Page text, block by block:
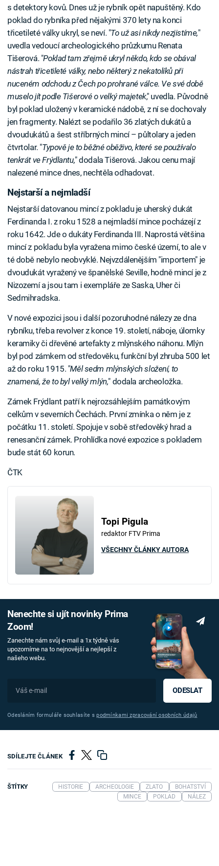
s detektory kovů. Dnes už je rybník opět napuštěný. Kdo
poklad do rybníka před nějakými 370 lety na konci
třicetileté války ukryl, se neví. "To už asi nikdy nezjistíme,"
uvedla vedoucí archeologického průzkumu Renata
Tišerová. "Poklad tam zřejmě ukryl někdo, kdo se obával
nástrah třicetileté války, nebo některý z nekatolíků při
nuceném odchodu z Čech po prohrané válce. Ve své době
muselo jít podle Tišerové o velký majetek," uvedla. Původně
byl poklad uložený v keramické nádobě, z ní se dochovaly
jen fragmenty. Nalézt se podařilo 36 zlatých dukátů a
dvoudukátů a šest stříbrných mincí – půltolary a jeden
čtvrtolar. "Typově je to běžné oběživo, které se používalo
tenkrát ve Frýdlantu," dodala Tišerová. Jakou cenu mají
nalezené mince dnes, nechtěla odhadovat.
Nejstarší a nejmladší
Nejstarší datovanou mincí z pokladu je uherský dukát
Ferdinanda I. z roku 1528 a nejmladší mince pocházejí z
roku 1642. Jde o dukáty Ferdinanda III. Naprostá většina
mincí z pokladu byla vyražena mimo české území, to ale v
té době nebylo neobvyklé. Nejvzdálenějším "importem" je
dvoudukát vyražený ve španělské Seville, hodně mincí je z
Nizozemí a jsou tam i exempláře ze Saska, Uher či
Sedmihradska.
V nové expozici jsou i další pozoruhodné nálezy ze dna
rybníku, třeba revolver z konce 19. století, náboje, úlomky
keramiky či dřevěné artefakty z mlýnského náhonu. Mlýn
byl pod zámkem od středověku, funkční byl zhruba 500 let
až do roku 1915. "Měl sedm mlýnských složení, to
znamená, že to byl velký mlýn," dodala archeoložka.
Zámek Frýdlant patří k nejrozsáhlejším památkovým
celkům v severních Čechách. První zmínka o něm je z
počátku 11. století. Spojuje v sobě středověký hrad a
renesanční zámek. Prohlídka nové expozice s pokladem
bude stát 60 korun.
ČTK
Topi Pigula
redaktor FTV Prima
VŠECHNY ČLÁNKY AUTORA
Nenechte si ujít novinky Prima
Zoom!
Zanechte nám svůj e-mail a 1x týdně vás
upozorníme na to nejnovější a nejlepší z
našeho webu.
ODESLAT
Odesláním formuláře souhlasíte spodmínkami zpracování osobních údajů
SDÍLEJTE ČLÁNEK
ŠTÍTKY HISTORIE ARCHEOLOGIE ZLATO
BOHATSTVÍ
MINCE
POKLAD NÁLEZ